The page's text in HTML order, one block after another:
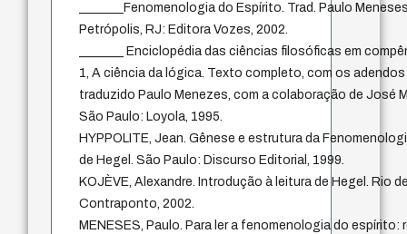
_______Fenomenologia do Espírito. Trad. Paulo
Petrópolis, RJ: Editora Vozes, 2002.
_______ Enciclopédia das ciências filosóficas em
1, A ciência da lógica. Texto completo, com os
traduzido Paulo Menezes, com a colaboração de José
São Paulo: Loyola, 1995.
HYPPOLITE, Jean. Gênese e estrutura da
de Hegel. São Paulo: Discurso Editorial, 1999.
KOJÈVE, Alexandre. Introdução à leitura de Hegel. Rio
Contraponto, 2002.
MENESES, Paulo. Para ler a fenomenologia do espírito: